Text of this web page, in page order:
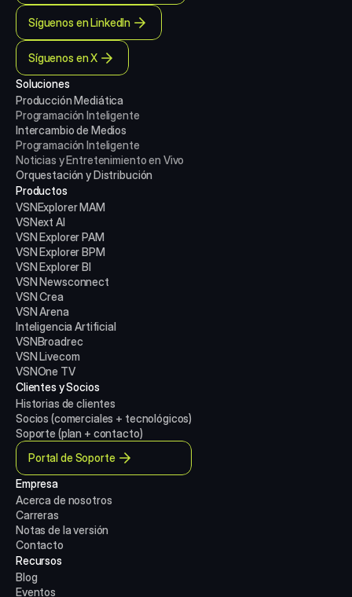
Síguenos en LinkedIn
Síguenos en X
Soluciones
Producción Mediática
Programación Inteligente
Intercambio de Medios
Programación Inteligente
Noticias y Entretenimiento en Vivo
Orquestación y Distribución
Productos
VSNExplorer MAM
VSNext AI
VSN Explorer PAM
VSN Explorer BPM
VSN Explorer BI
VSN Newsconnect
VSN Crea
VSN Arena
Inteligencia Artificial
VSNBroadrec
VSN Livecom
VSNOne TV
Clientes y Socios
Historias de clientes
Socios (comerciales + tecnológicos)
Soporte (plan + contacto)
Portal de Soporte
Empresa
Acerca de nosotros
Carreras
Notas de la versión
Contacto
Recursos
Blog
Eventos